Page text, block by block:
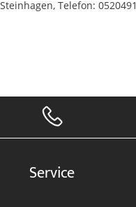
Steinhagen, Telefon:
Service